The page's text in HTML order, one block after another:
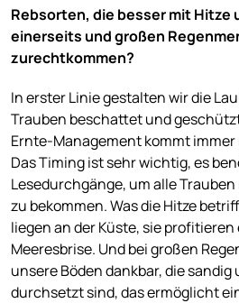
Rebsorten, die besser mit Hitze
einerseits und großen
zurechtkommen?
In erster Linie gestalten wir die
Trauben beschattet und
Ernte-Management kommt
Das Timing ist sehr wichtig, es
Lesedurchgänge, um alle
zu bekommen. Was die Hitze
liegen an der Küste, sie
Meeresbrise. Und bei großen
unsere Böden dankbar, die
durchsetzt sind, das ermöglicht